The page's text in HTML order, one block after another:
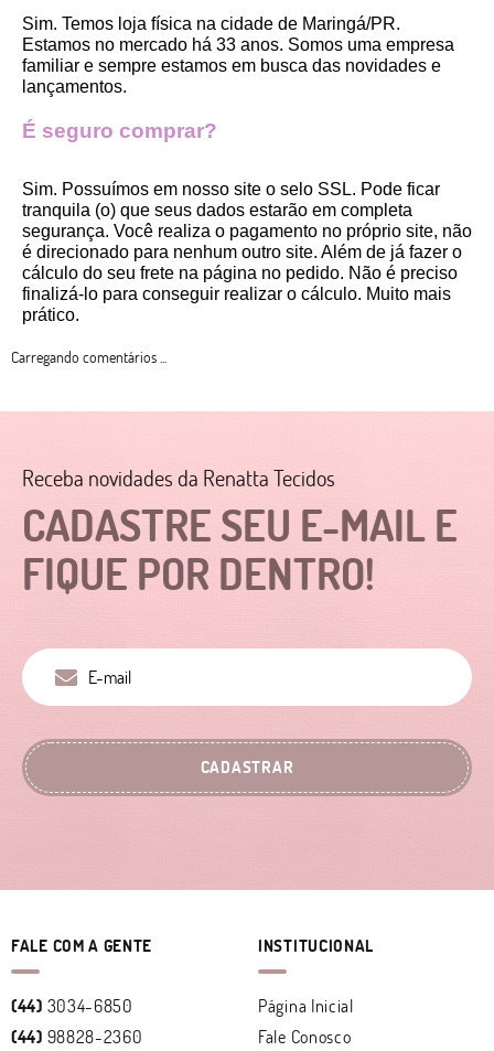
Sim. Temos loja física na cidade de Maringá/PR.
Estamos no mercado há 33 anos. Somos uma empresa
familiar e sempre estamos em busca das novidades e
lançamentos.
É seguro comprar?
Sim. Possuímos em nosso site o selo SSL. Pode ficar
tranquila (o) que seus dados estarão em completa
segurança. Você realiza o pagamento no próprio site, não
é direcionado para nenhum outro site. Além de já fazer o
cálculo do seu frete na página no pedido. Não é preciso
finalizá-lo para conseguir realizar o cálculo. Muito mais
prático.
Carregando comentários ...
CADASTRE SEU E-MAIL E
FIQUE POR DENTRO!
Receba novidades da Renatta Tecidos
CADASTRAR
FALE COM A GENTE
(44) 3034-6850
(44) 98828-2360
INSTITUCIONAL
Página Inicial
Fale Conosco